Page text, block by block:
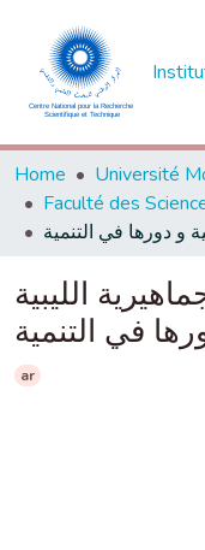
Home
الليبية
في التنمية
ar